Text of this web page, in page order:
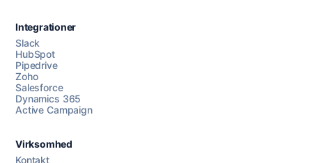
Chat med oss
Integrationer
Slack
HubSpot
Pipedrive
Zoho
Salesforce
Dynamics 365
Active Campaign
Virksomhed
Kontakt